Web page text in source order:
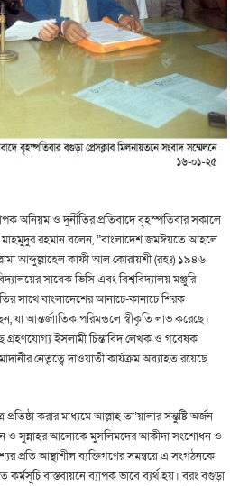
অনিয়ম ও দুর্নীতির প্রতিবাদে বৃহস্পতিবার সকালে
মাহমুদুর রহমান বলেন, “বাংলাদেশ জমঈয়তে আহলে
আব্দুল্লাহেল কাফী আল কোরায়শী (রহঃ) ১৯৪৬
সাবেক ভিসি এবং বিশ্ববিদ্যালয় মঞ্জুরি
সাথে বাংলাদেশের আনাচে-কানাচে শিরক
আন্তর্জাাতিক পরিমন্ডলে স্বীকৃতি লাভ করেছে।
গ্রহণযোগ্য ইসলামী চিন্তাবিদ লেখক ও গবেষক
নেতৃত্বে দাওয়াতী কার্যক্রম অব্যাহত রয়েছে
করার মাধ্যমে আল্লাহ তা’য়ালার সন্তুষ্টি অর্জন
ও সুন্নাহর আলোকে মুসলিমদের আকীদা সংশোধন ও
প্রতি আস্থাশীল ব্যক্তিগণের সমন্বয়ে এ সংগঠনকে
বাস্তবায়নে ব্যাপক ভাবে ব্যর্থ হয়। বরং বগুড়া